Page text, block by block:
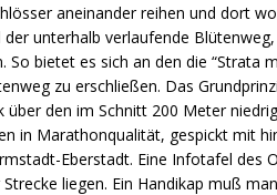
aneinander reihen und dort
unterhalb verlaufende
bietet es sich an den die “Strata
zu erschließen. Das
den im Schnitt 200 Meter
in Marathonqualität, gespickt mit
Eberstadt. Eine Infotafel des
liegen. Ein Handikap muß